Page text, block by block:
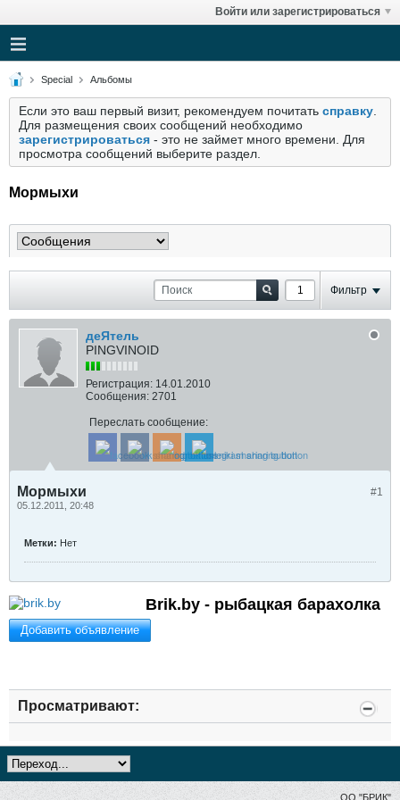
Войти или зарегистрироваться
Special Альбомы
Если это ваш первый визит, рекомендуем почитать справку
Для размещения своих сообщений необходимо
зарегистрироваться - это не займет много времени. Для
просмотра сообщений выберите раздел.
Мормыхи
Фильтр
деЯтель
PINGVINOID
Регистрация: 14.01.2010
Сообщения: 2701
Переслать сообщение:
#1
Мормыхи
05.12.2011, 20:48
Метки: Нет
Brik.by - рыбацкая барахолка
Добавить объявление
Просматривают:
ОО "БРИК"